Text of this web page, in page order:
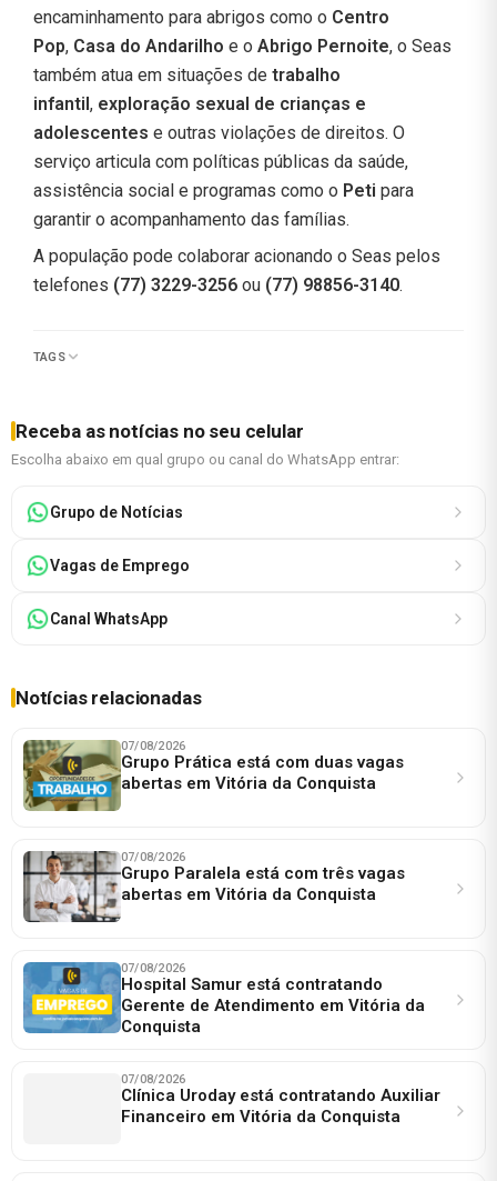
encaminhamento para abrigos como o Centro
Pop, Casa do Andarilho e o Abrigo Pernoite, o Seas
também atua em situações de trabalho
infantil, exploração sexual de crianças e
adolescentes e outras violações de direitos. O
serviço articula com políticas públicas da saúde,
assistência social e programas como o Peti para
garantir o acompanhamento das famílias.
A população pode colaborar acionando o Seas pelos
telefones (77) 3229-3256 ou (77) 98856-3140.
TAGS
Receba as notícias no seu celular
Escolha abaixo em qual grupo ou canal do WhatsApp entrar:
Grupo de Notícias
Vagas de Emprego
Canal WhatsApp
Notícias relacionadas
07/08/2026
Grupo Prática está com duas vagas
abertas em Vitória da Conquista
07/08/2026
Grupo Paralela está com três vagas
abertas em Vitória da Conquista
07/08/2026
Hospital Samur está contratando
Gerente de Atendimento em Vitória da
Conquista
07/08/2026
Clínica Uroday está contratando Auxiliar
Financeiro em Vitória da Conquista